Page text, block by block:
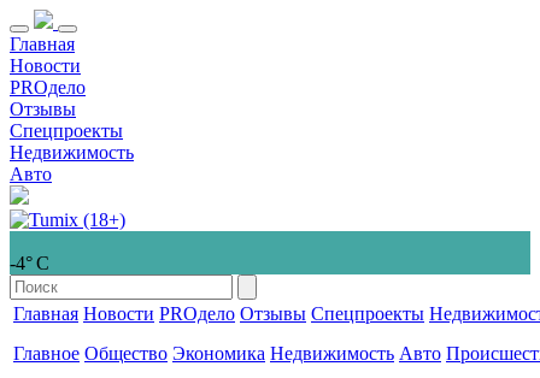
Главная
Новости
PROдело
Отзывы
Спецпроекты
Недвижимость
Авто
-4° С
Главная Новости PROдело Отзывы Спецпроекты
Главное Общество Экономика Недвижимость Авто